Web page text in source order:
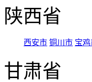
陕西省
西安市 铜川市 宝
甘肃省